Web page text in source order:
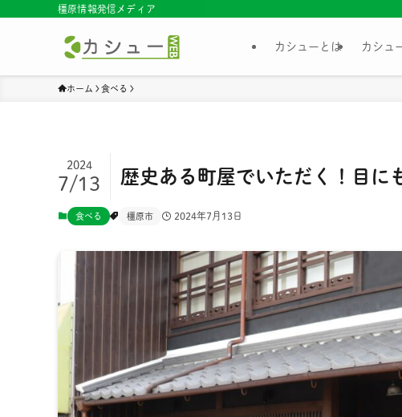
橿原情報発信メディア
カシューとは カシュ
ホーム 食べる
歴史ある町屋でいただく！目に
2024
7/13
食べる 橿原市 2024年7月13日